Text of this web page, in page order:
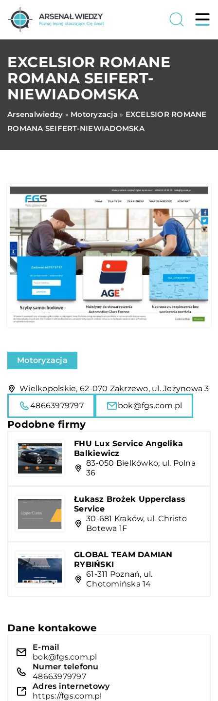
EXCELSIOR ROMANE
ROMANA SEIFERT-
NIEWIADOMSKA
Arsenalwiedzy » Motoryzacja » EXCELSIOR ROMANE
ROMANA SEIFERT-NIEWIADOMSKA
Motoryzacja
Wielkopolskie, 62-070 Zakrzewo, ul. Jeżynowa 3
48663979797
bok@fgs.com.pl
Podobne firmy
FHU Lux Service Angelika
Balkiewicz
83-050 Bielkówko, ul. Polna
36
Łukasz Brożek Upperclass
Service
30-681 Kraków, ul. Christo
Botewa 1F
GLOBAL TEAM DAMIAN
RYBIŃSKI
61-311 Poznań, ul.
Chotomińska 14
Dane kontakowe
E-mail
bok@fgs.com.pl
Numer telefonu
48663979797
Adres internetowy
https://fgs.com.pl